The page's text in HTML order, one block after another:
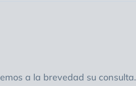
a la brevedad su consulta.